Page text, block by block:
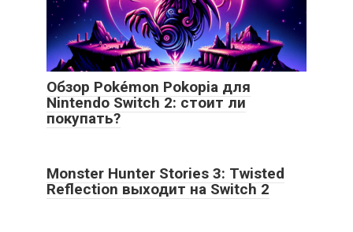
Обзор Pokémon Pokopia для
Nintendo Switch 2: стоит ли
покупать?
Monster Hunter Stories 3: Twisted
Reflection выходит на Switch 2